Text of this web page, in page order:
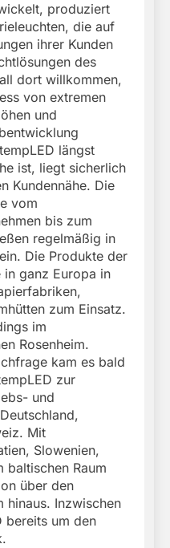
produziert
die auf
ihrer Kunden
des
dort willkommen,
von extremen
und
längst
ist, liegt sicherlich
Kundennähe. Die
vom
bis zum
regelmäßig in
Die Produkte der
in ganz Europa in
zum Einsatz.
im
Rosenheim.
kam es bald
zur
und
Mit
Slowenien,
baltischen Raum
über den
hinaus. Inzwischen
bereits um den